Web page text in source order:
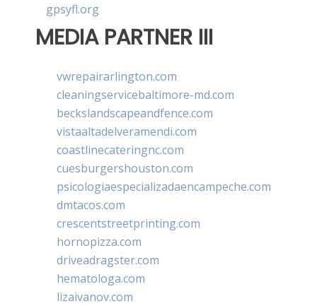
gpsyfl.org
MEDIA PARTNER III
vwrepairarlington.com
cleaningservicebaltimore-md.com
beckslandscapeandfence.com
vistaaltadelveramendi.com
coastlinecateringnc.com
cuesburgershouston.com
psicologiaespecializadaencampeche.com
dmtacos.com
crescentstreetprinting.com
hornopizza.com
driveadragster.com
hematologa.com
lizaivanov.com